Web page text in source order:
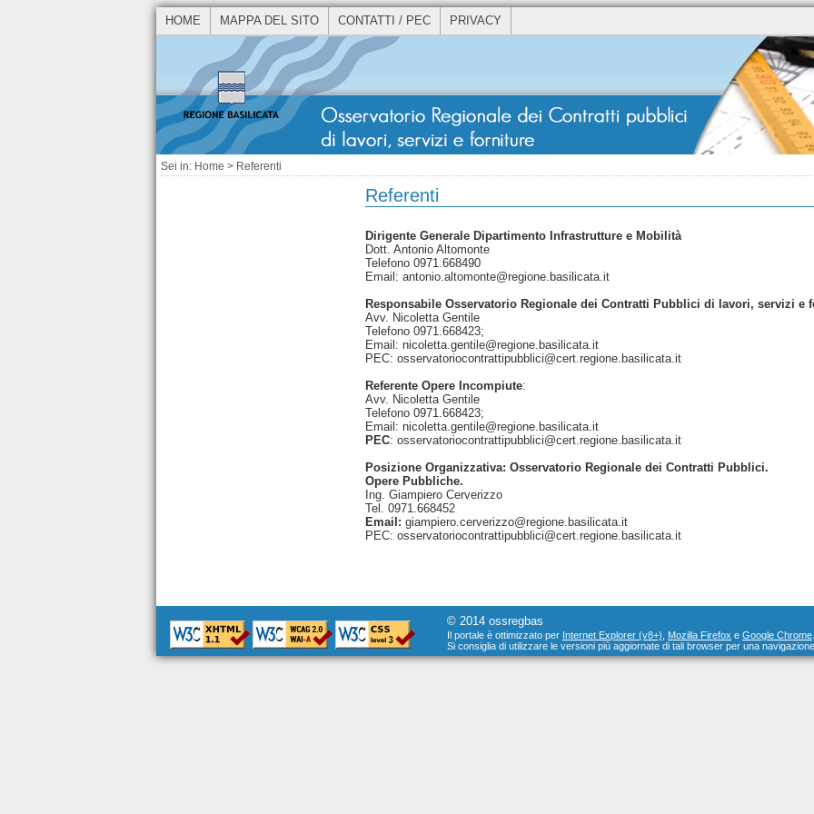
HOME MAPPA DEL SITO CONTATTI / PEC PRIVACY
Sei in: Home > Referenti
Referenti
Dirigente Generale Dipartimento Infrastrutture e Mobilità
Dott. Antonio Altomonte
Telefono 0971.668490
Email: antonio.altomonte@regione.basilicata.it
Responsabile Osservatorio Regionale dei Contratti Pubblici di lavori, servizi e
Avv. Nicoletta Gentile
Telefono 0971.668423;
Email: nicoletta.gentile@regione.basilicata.it
PEC: osservatoriocontrattipubblici@cert.regione.basilicata.it
Referente Opere Incompiute:
Avv. Nicoletta Gentile
Telefono 0971.668423;
Email: nicoletta.gentile@regione.basilicata.it
PEC: osservatoriocontrattipubblici@cert.regione.basilicata.it
Posizione Organizzativa: Osservatorio Regionale dei Contratti Pubblici.
Opere Pubbliche.
Ing. Giampiero Cerverizzo
Tel. 0971.668452
Email: giampiero.cerverizzo@regione.basilicata.it
PEC: osservatoriocontrattipubblici@cert.regione.basilicata.it
© 2014 ossregbas
Il portale è ottimizzato per Internet Explorer (v8+) Mozilla Firefox e Google Chrome
Si consiglia di utilizzare le versioni più aggiornate di tali browser per una